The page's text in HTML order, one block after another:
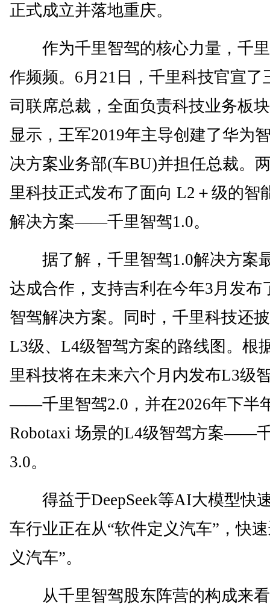
正式成立并落地重庆。
作为千里智驾的核心力量，千里
作频频。6月21日，千里科技官宣了
司联席总裁，全面负责科技业务板
显示，王军2019年主导创建了华为
决方案业务部(车BU)并担任总裁。
里科技正式发布了面向 L2＋级的智
解决方案——千里智驾1.0。
据了解，千里智驾1.0解决方案
达成合作，支持吉利在今年3月发布
智驾解决方案。同时，千里科技还
L3级、L4级智驾方案的路线图。根
里科技将在未来六个月内发布L3级
——千里智驾2.0，并在2026年下半
Robotaxi 场景的L4级智驾方案——
3.0。
得益于DeepSeek等AI大模型快
车行业正在从“软件定义汽车”，快
义汽车”。
从千里智驾股东阵营的构成来看